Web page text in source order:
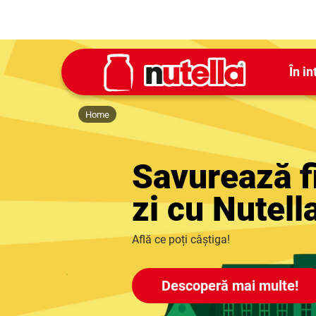
În
Home
Savurează
zi cu
Află ce poți câștiga!
Descoperă mai multe!